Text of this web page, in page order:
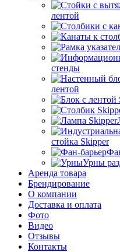
лентой
стенды
лентой
стойка Skipper
Урны
Аренда товара
Брендирование
О компании
Доставка и оплата
Фото
Видео
Отзывы
Контакты